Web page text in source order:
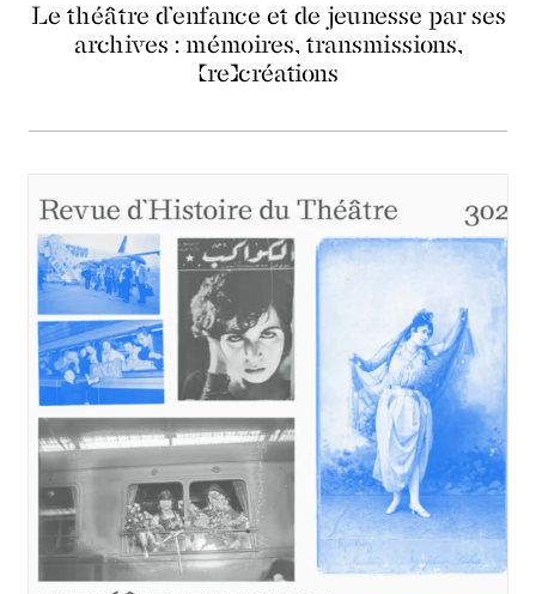
Le théâtre d’enfance et de jeunesse par ses
archives : mémoires, transmissions,
(re)créations